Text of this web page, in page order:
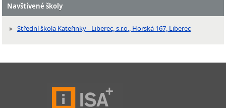
Navštívené školy
Střední škola Kateřinky - Liberec, s.r.o., Horská 167, Liberec